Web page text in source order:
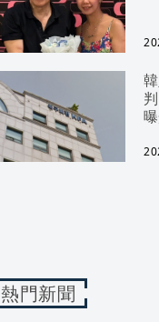
熱門新聞